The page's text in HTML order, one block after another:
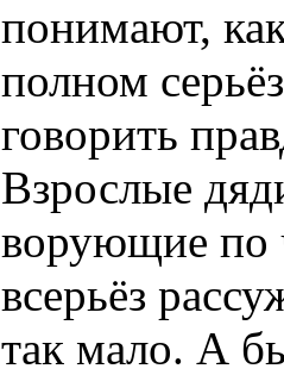
понимают,
полном
говорить
Взрослые
ворующие по
всерьёз
так мало. А